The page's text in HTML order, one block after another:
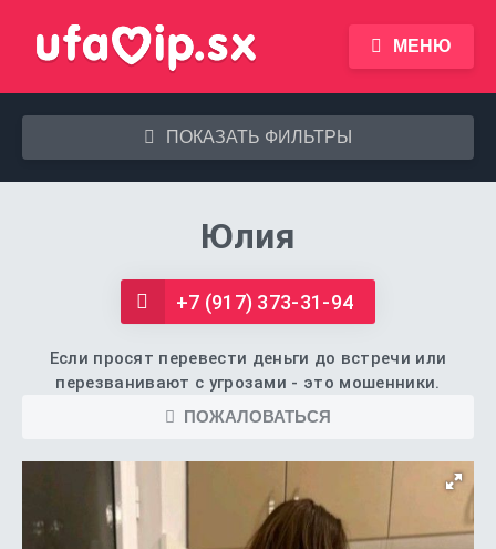
МЕНЮ
ПОКАЗАТЬ ФИЛЬТРЫ
Юлия
+7 (917) 373-31-94
Если просят перевести деньги до встречи или
перезванивают с угрозами - это мошенники.
ПОЖАЛОВАТЬСЯ